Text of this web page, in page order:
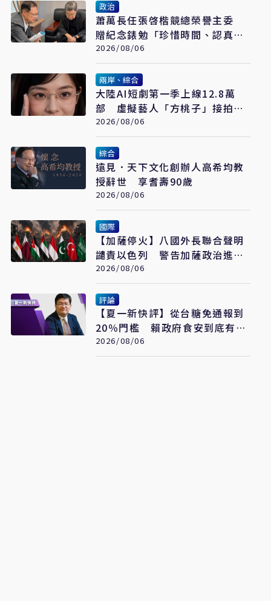
政治
蕭萬長任張啓楷競總榮譽主委
贈紀念錶勉「珍惜時間、認真打
拚」
2026/08/06
兩岸、綜合
大陸AI短劇第一季上線12.8萬
部 虛擬藝人「方桃子」接拍美
瞳廣告
2026/08/06
綜合
遠見．天下文化創辦人高希均教
授辭世 享耆壽90歲
2026/08/06
國際
【加薩停火】八國外長聯合聲明
譴責以色列 警告加薩政治進程
恐全面脫軌
2026/08/06
評論
【夏一新快評】從台糖免通報到
20％門檻 賴政府食安到底有幾
套標準？
2026/08/06